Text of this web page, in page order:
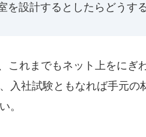
を設計するとしたらどうす
これまでもネット上をにぎ
入社試験ともなれば手元の
。